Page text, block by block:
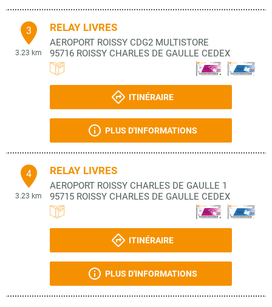
3
3.23 km
RELAY LIVRES
AEROPORT ROISSY CDG2 MULTISTORE
95716 ROISSY CHARLES DE GAULLE CEDEX
ITINÉRAIRE
PLUS D'INFORMATIONS
4
3.23 km
RELAY LIVRES
AEROPORT ROISSY CHARLES DE GAULLE 1
95715 ROISSY CHARLES DE GAULLE CEDEX
ITINÉRAIRE
PLUS D'INFORMATIONS